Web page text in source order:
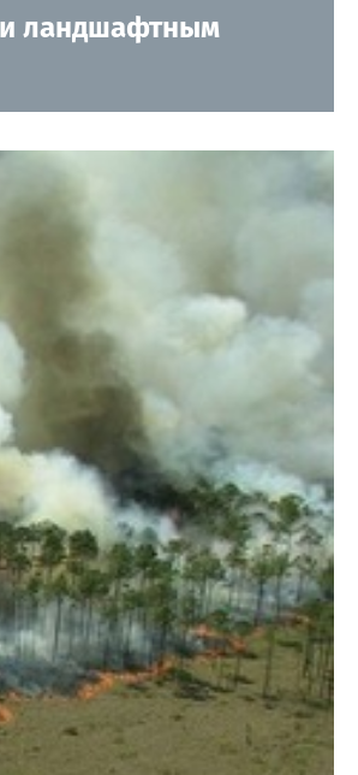
и ландшафтным